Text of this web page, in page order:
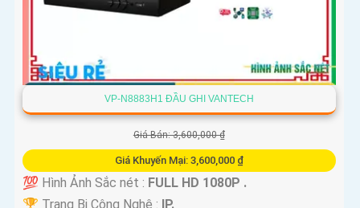
VP-N8883H1 ĐẦU GHI VANTECH
Giá Bán: 3,600,000 ₫
Giá Khuyến Mại: 3,600,000 ₫
💯 Hình Ảnh Sắc nét : FULL HD 1080P .
🏆 Trang Bị Công Nghệ :
IP.